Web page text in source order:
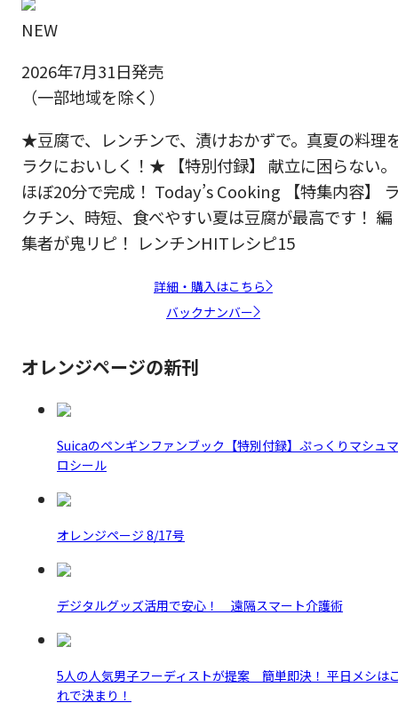
NEW
2026年7月31日発売
（一部地域を除く）
★豆腐で、レンチンで、漬けおかずで。真夏の料理
ラクにおいしく！★ 【特別付録】 献立に困らない。
ほぼ20分で完成！ Today’s Cooking 【特集内容】
クチン、時短、食べやすい夏は豆腐が最高です！ 編
集者が鬼リピ！ レンチンHITレシピ15
詳細・購入はこちら
バックナンバー
オレンジページの新刊
Suicaのペンギンファンブック【特別付録】ぷっくりマシュマ
ロシール
オレンジページ 8/17号
デジタルグッズ活用で安心！ 遠隔スマート介護術
5人の人気男子フーディストが提案 簡単即決！ 平日メシは
れで決まり！